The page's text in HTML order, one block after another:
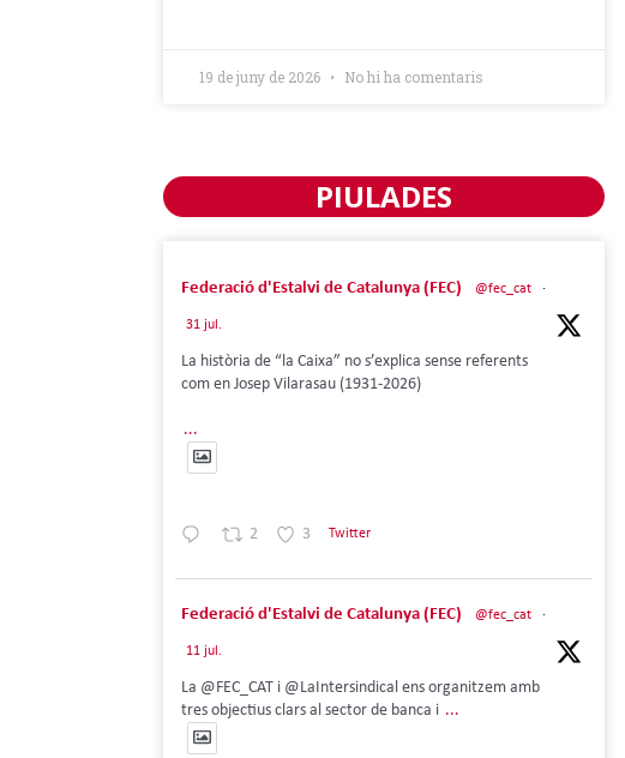
19 de juny de 2026 No hi ha comentaris
PIULADES
Federació d'Estalvi de Catalunya (FEC) @fec_cat ·
31 jul.
La història de “la Caixa” no s’explica sense referents
com en Josep Vilarasau (1931-2026)
...
2 3 Twitter
Federació d'Estalvi de Catalunya (FEC) @fec_cat ·
11 jul.
La @FEC_CAT i @LaIntersindical ens organitzem amb
tres objectius clars al sector de banca i ...